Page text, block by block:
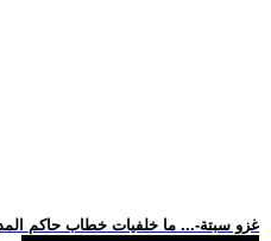
.. -غزو سبتة-... ما خلفيات خطاب حاكم